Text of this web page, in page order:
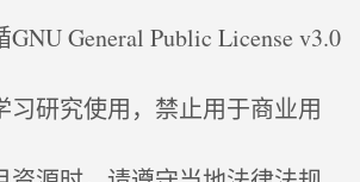
General Public License v3.0
习研究使用，禁止用于商业用